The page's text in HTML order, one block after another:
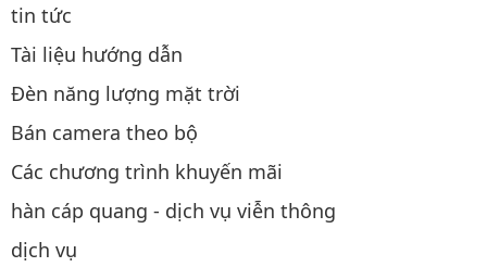
tin tức
Tài liệu hướng dẫn
Đèn năng lượng mặt trời
Bán camera theo bộ
Các chương trình khuyến mãi
hàn cáp quang - dịch vụ viễn thông
dịch vụ